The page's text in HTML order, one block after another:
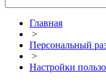
Главная
>
Персональный
>
Настройки